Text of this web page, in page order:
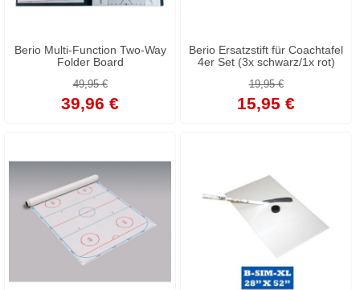
Berio Multi-Function Two-Way
Folder Board
49,95 €
39,96 €
Berio Ersatzstift für Coachtafel
4er Set (3x schwarz/1x rot)
19,95 €
15,95 €